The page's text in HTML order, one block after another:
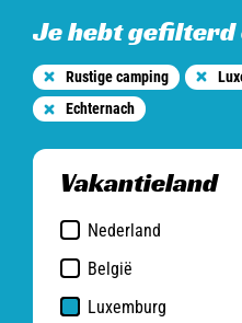
Je hebt gefilterd
Rustige camping
Echternach
Vakantieland
Nederland
België
Luxemburg